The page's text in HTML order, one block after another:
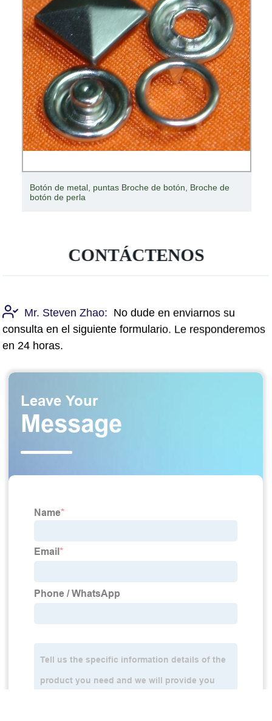
Botón de metal, puntas Broche de botón, Broche de
botón de perla
CONTÁCTENOS
Mr. Steven Zhao: No dude en enviarnos su
consulta en el siguiente formulario. Le responderemos
en 24 horas.